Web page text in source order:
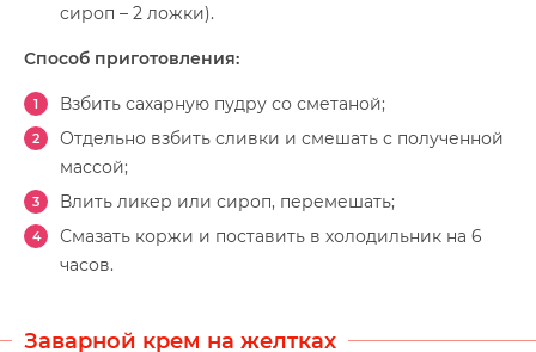
сироп – 2 ложки).
Способ приготовления:
Взбить сахарную пудру со сметаной;
Отдельно взбить сливки и смешать с полученной
массой;
Влить ликер или сироп, перемешать;
Смазать коржи и поставить в холодильник на 6
часов.
Заварной крем на желтках